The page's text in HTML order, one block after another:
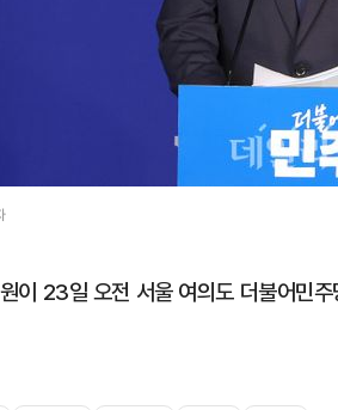
이 23일 오전 서울 여의도 더불어민